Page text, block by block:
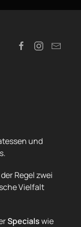
und
Regel zwei
Vielfalt
Specialswie